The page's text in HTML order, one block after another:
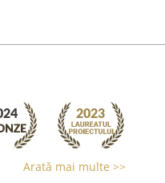
Arată mai multe >>